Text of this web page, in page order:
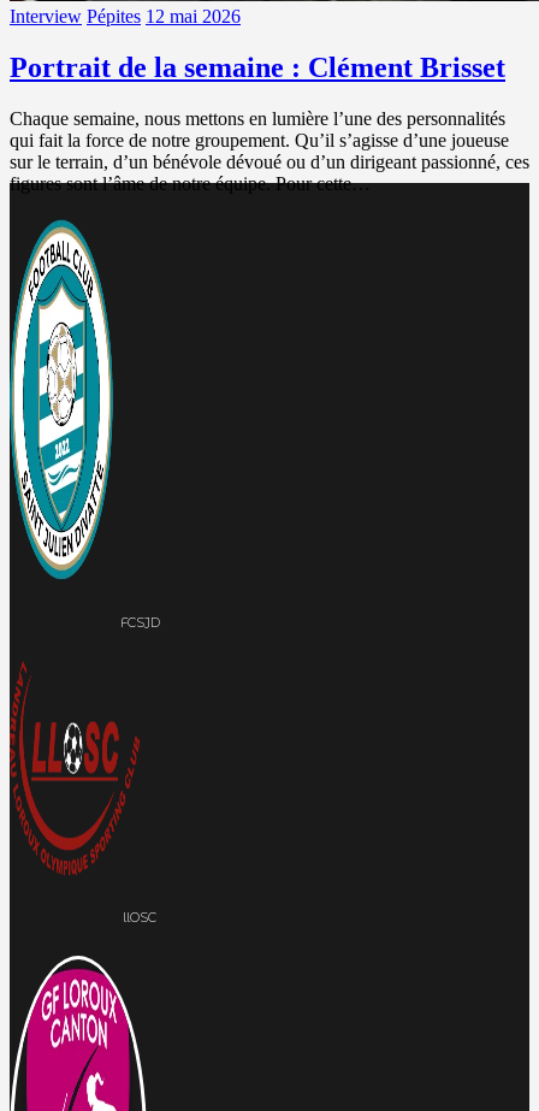
Interview Pépites 12 mai 2026
Portrait de la semaine : Clément Brisset
Chaque semaine, nous mettons en lumière l’une des personnalités
qui fait la force de notre groupement. Qu’il s’agisse d’une joueuse
sur le terrain, d’un bénévole dévoué ou d’un dirigeant passionné, ces
figures sont l’âme de notre équipe. Pour cette…
FCSJD
llOSC